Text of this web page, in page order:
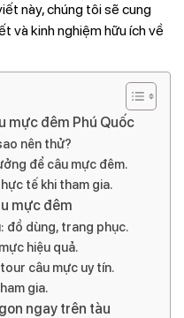
này, chúng tôi sẽ cung
và kinh nghiệm hữu ích về
mực đêm Phú Quốc
nên thử?
để câu mực đêm.
tế khi tham gia.
mực đêm
đồ dùng, trang phục.
hiệu quả.
câu mực uy tín.
gia.
ngay trên tàu